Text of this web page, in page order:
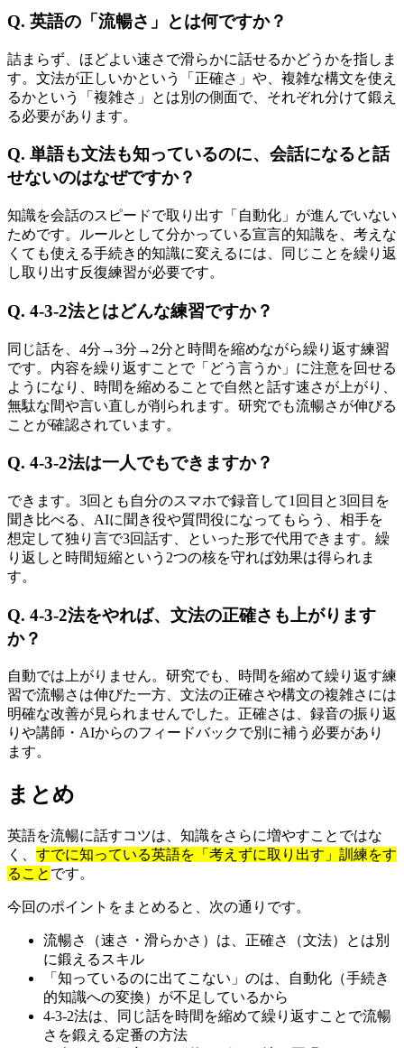
Q. 英語の「流暢さ」とは何ですか？
詰まらず、ほどよい速さで滑らかに話せるかどうかを指しま
す。文法が正しいかという「正確さ」や、複雑な構文を使え
るかという「複雑さ」とは別の側面で、それぞれ分けて鍛え
る必要があります。
Q. 単語も文法も知っているのに、会話になると話
せないのはなぜですか？
知識を会話のスピードで取り出す「自動化」が進んでいない
ためです。ルールとして分かっている宣言的知識を、考えな
くても使える手続き的知識に変えるには、同じことを繰り返
し取り出す反復練習が必要です。
Q. 4-3-2法とはどんな練習ですか？
同じ話を、4分→3分→2分と時間を縮めながら繰り返す練習
です。内容を繰り返すことで「どう言うか」に注意を回せる
ようになり、時間を縮めることで自然と話す速さが上がり、
無駄な間や言い直しが削られます。研究でも流暢さが伸びる
ことが確認されています。
Q. 4-3-2法は一人でもできますか？
できます。3回とも自分のスマホで録音して1回目と3回目を
聞き比べる、AIに聞き役や質問役になってもらう、相手を
想定して独り言で3回話す、といった形で代用できます。繰
り返しと時間短縮という2つの核を守れば効果は得られま
す。
Q. 4-3-2法をやれば、文法の正確さも上がります
か？
自動では上がりません。研究でも、時間を縮めて繰り返す練
習で流暢さは伸びた一方、文法の正確さや構文の複雑さには
明確な改善が見られませんでした。正確さは、録音の振り返
りや講師・AIからのフィードバックで別に補う必要があり
ます。
まとめ
英語を流暢に話すコツは、知識をさらに増やすことではな
く、 すでに知っている英語を「考えずに取り出す」訓練をす
ること です。
今回のポイントをまとめると、次の通りです。
流暢さ（速さ・滑らかさ）は、正確さ（文法）とは別
に鍛えるスキル
「知っているのに出てこない」のは、自動化（手続き
的知識への変換）が不足しているから
4-3-2法は、同じ話を時間を縮めて繰り返すことで流暢
さを鍛える定番の方法